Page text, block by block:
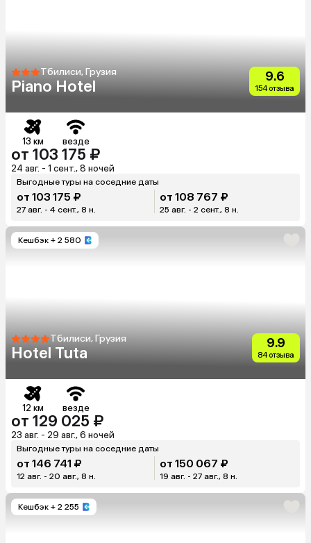
Тбилиси, Грузия
Piano Hotel
9.6
154 отзыва
13 км везде
от 103 175 ₽
24 авг. - 1 сент., 8 ночей
Выгодные туры на соседние даты
от 103 175 ₽
27 авг. - 4 сент., 8 н.
от 108 767 ₽
25 авг. - 2 сент., 8 н.
Кешбэк + 2 580
Тбилиси, Грузия
Hotel Tuta
9.9
84 отзыва
12 км везде
от 129 025 ₽
23 авг. - 29 авг., 6 ночей
Выгодные туры на соседние даты
от 146 741 ₽
12 авг. - 20 авг., 8 н.
от 150 067 ₽
19 авг. - 27 авг., 8 н.
Кешбэк + 2 255